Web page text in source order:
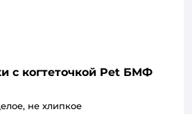
с когтеточкой Pet БМФ
не хлипкое